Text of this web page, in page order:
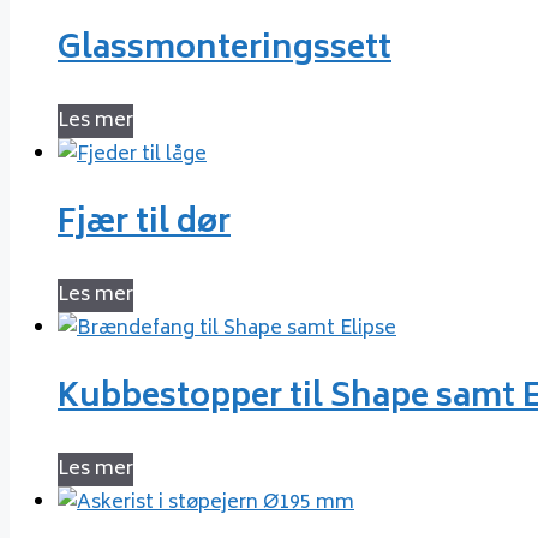
Glassmonteringssett
Les mer
Fjær til dør
Les mer
Kubbestopper til Shape samt
Les mer